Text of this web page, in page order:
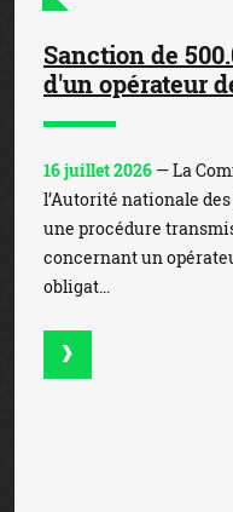
obligat...
L'ANJ rappelle
sur l'eSport
la dotation de plus de
records dans l’eSport,